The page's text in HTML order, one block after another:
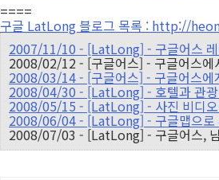
====
구글 LatLong 블로그 목록 : http://
2007/11/10 - [LatLong] - 구글어스 레
2008/02/12 - [구글어스] - 구글어스에
2008/03/14 - [구글어스] - 구글어스
2008/04/30 - [LatLong] - 호텔과 관광
2008/05/15 - [LatLong] - 사진 비디오
2008/06/04 - [LatLong] - 구글맵으로
2008/07/03 - [LatLong] - 구글어스,